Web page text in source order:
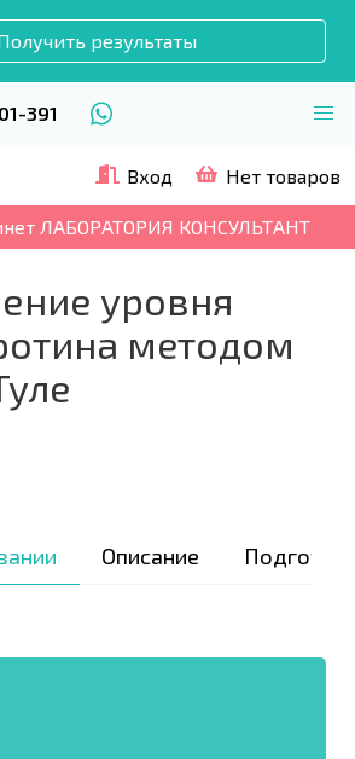
результаты
391
Вход Нет товаров
ЛАБОРАТОРИЯ КОНСУЛЬТАНТ
уровня
методом
Описание